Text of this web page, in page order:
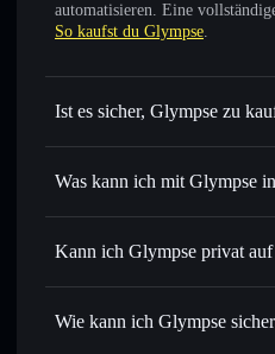
automatisieren. Eine
So kaufst du Glympse.
Ist es sicher, Glympse zu
Glympse
Was kann ich mit Glympse
Glympse
Solflare-
Sofort tauschen– handle
Routing zum bestmöglichen
Limit-Orders setzen–
Kann ich Glympse privat auf
Wie kann ich Glympse